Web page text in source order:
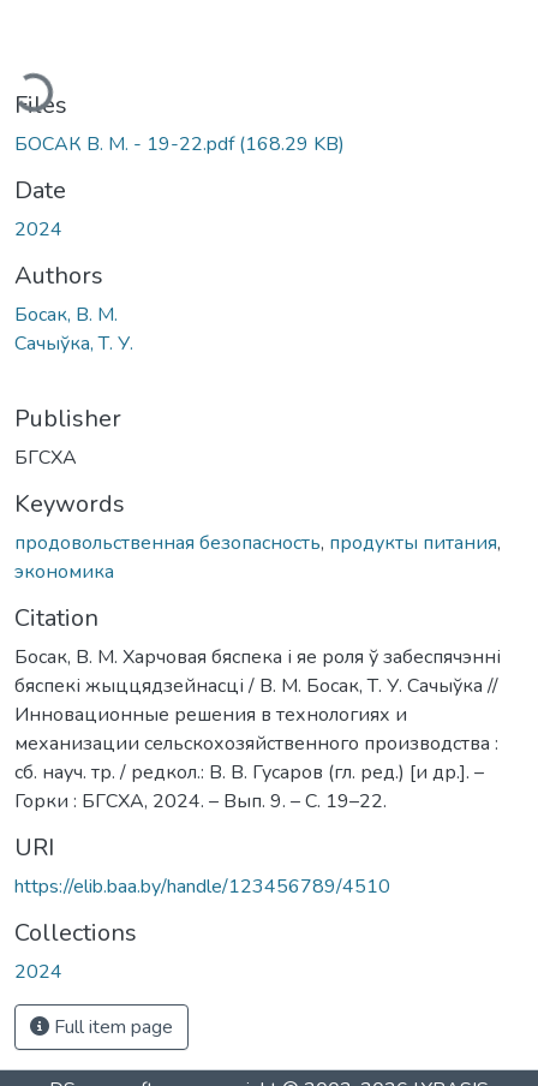
Files
БОСАК В. М. - 19-22.pdf(168.29 KB)
Date
2024
Authors
Босак, В. М.
Сачыўка, Т. У.
Publisher
БГСХА
Keywords
продовольственная безопасность, продукты питания,
экономика
Citation
Босак, В. М. Харчовая бяспека і яе роля ў забеспячэнні
бяспекі жыццядзейнасці / В. М. Босак, Т. У. Сачыўка //
Инновационные решения в технологиях и
механизации сельскохозяйственного производства :
сб. науч. тр. / редкол.: В. В. Гусаров (гл. ред.) [и др.]. –
Горки : БГСХА, 2024. – Вып. 9. – С. 19–22.
URI
https://elib.baa.by/handle/123456789/4510
Collections
2024
Full item page